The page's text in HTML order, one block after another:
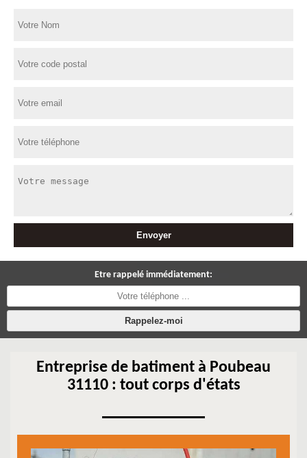
Etre rappelé immédiatement:
Entreprise de batiment à Poubeau
31110 : tout corps d'états